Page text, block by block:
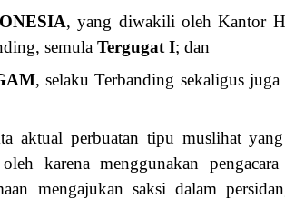
, yang diwakili oleh Kantor
semulaTergugat I; dan
, selaku Terbanding sekaligus
aktual perbuatan tipu muslihat
karena menggunakan
mengajukan saksi dalam